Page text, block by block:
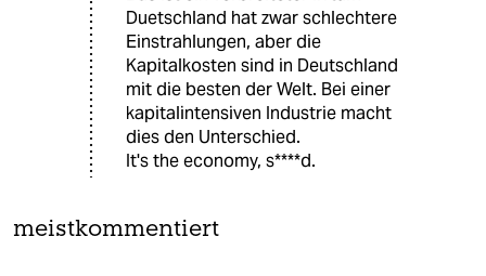
Duetschland hat zwar schlechtere
Einstrahlungen, aber die
Kapitalkosten sind in Deutschland
mit die besten der Welt. Bei einer
kapitalintensiven Industrie macht
dies den Unterschied.
It's the economy, s****d.
meistkommentiert